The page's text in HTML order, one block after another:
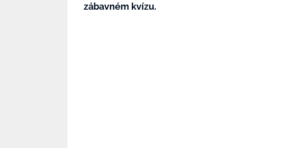
zábavném kvízu.